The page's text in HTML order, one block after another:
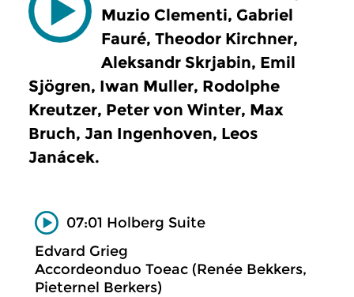
Muzio Clementi, Gabriel
Fauré, Theodor Kirchner,
Aleksandr Skrjabin, Emil
Sjögren, Iwan Muller, Rodolphe
Kreutzer, Peter von Winter, Max
Bruch, Jan Ingenhoven, Leos
Janácek.
07:01 Holberg Suite
Edvard Grieg
Accordeonduo Toeac (Renée Bekkers,
Pieternel Berkers)